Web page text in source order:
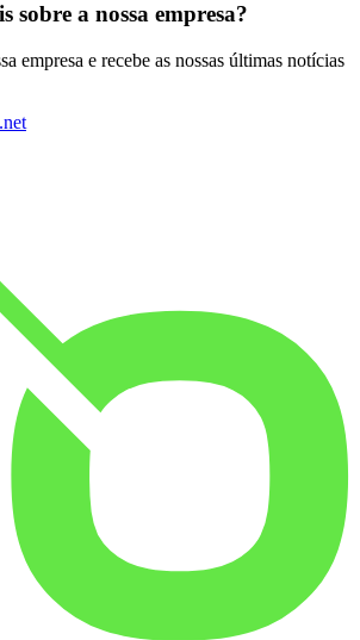
sobre a nossa empresa?
empresa e recebe as nossas últimas notícias